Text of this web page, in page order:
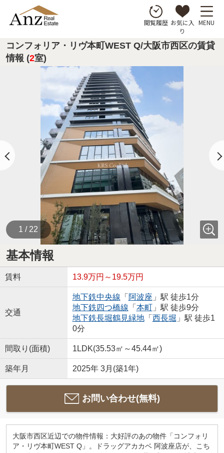
閲覧履歴 お気に入
り
MENU
コンフォリア・リヴ本町WEST Q/大阪市西区の賃貸
情報 (2室)
1 / 22
基本情報
賃料 13.9万円～19.5万円
交通
地下鉄中央線 「 阿波座 」駅 徒歩1分
地下鉄四つ橋線 「 本町」駅 徒歩9分
地下鉄長堀鶴見緑地「 西長堀 」駅 徒歩1
0分
間取り(面積) 1LDK(35.53㎡～45.44㎡)
築年月 2025年 3月(築1年)
お問い合わせ(無料)
大阪市西区近辺での物件情報：大好評のあの物件「コンフォリ
ア・リヴ本町WEST Q」。ドラッグアカカベ 阿波座店が、こち